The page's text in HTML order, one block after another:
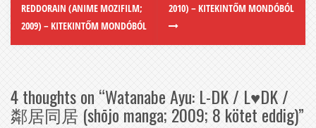
REDDORAIN (ANIME MOZIFILM;
2009) – KITEKINTŐM MONDÓBÓL
2010) – KITEKINTŐM MONDÓBÓL
4 thoughts on “Watanabe Ayu: L-DK / L♥DK /
鄰居同居 (shōjo manga; 2009; 8 kötet eddig)”